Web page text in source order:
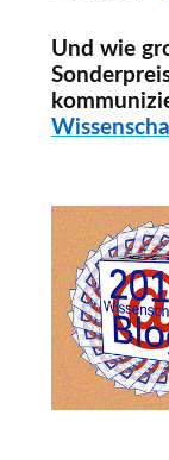
Und wie